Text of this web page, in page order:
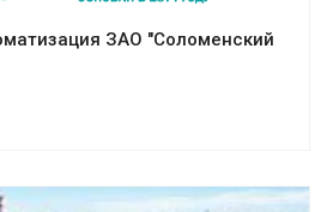
ЗАО "Соломенский